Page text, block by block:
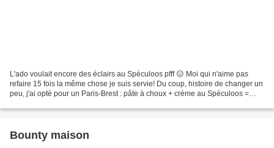
L'ado voulait encore des éclairs au Spéculoos pfff 😑 Moi qui n'aime pas
refaire 15 fois la même chose je suis servie! Du coup, histoire de changer un
peu, j'ai opté pour un Paris-Brest : pâte à choux + crème au Spéculoos =
Bounty maison